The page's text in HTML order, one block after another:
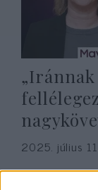
2025. július